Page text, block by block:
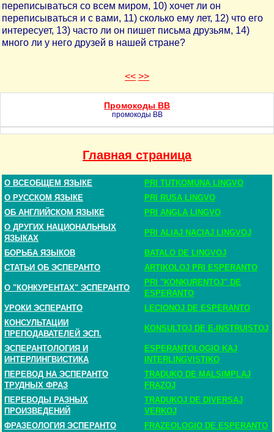
переписываться со всем миром, 10) хочет ли он
переписываться и с вами, 11) сколько ему лет, 12) что его
интересует, 13) часто ли он пишет письма друзьям, 14)
много ли у него друзей в нашей стране?
<< >>
Промокоды BB
промокоды BB
Главная страница
О ВСЕОБЩЕМ ЯЗЫКЕ
PRI TUTKOMUNA LINGVO
О РУССКОМ ЯЗЫКЕ
PRI RUSA LINGVO
ОБ АНГЛИЙСКОМ ЯЗЫКЕ
PRI ANGLA LINGVO
О ДРУГИХ НАЦИОНАЛЬНЫХ
ЯЗЫКАХ
PRI ALIAJ NACIAJ LINGVOJ
БОРЬБА ЯЗЫКОВ
BATALO DE LINGVOJ
СТАТЬИ ОБ ЭСПЕРАНТО
ARTIKOLOJ PRI ESPERANTO
О "КОНКУРЕНТАХ" ЭСПЕРАНТО
PRI "KONKURENTOJ" DE
ESPERANTO
УРОКИ ЭСПЕРАНТО
LECIONOJ DE ESPERANTO
КОНСУЛЬТАЦИИ
ПРЕПОДАВАТЕЛЕЙ ЭСП.
KONSULTOJ DE E-INSTRUISTOJ
ЭСПЕРАНТОЛОГИЯ И
ИНТЕРЛИНГВИСТИКА
ESPERANTOLOGIO KAJ
INTERLINGVISTIKO
ПЕРЕВОД НА ЭСПЕРАНТО
ТРУДНЫХ ФРАЗ
TRADUKO DE MALSIMPLAJ
FRAZOJ
ПЕРЕВОДЫ РАЗНЫХ
ПРОИЗВЕДЕНИЙ
TRADUKOJ DE DIVERSAJ
VERKOJ
ФРАЗЕОЛОГИЯ ЭСПЕРАНТО
FRAZEOLOGIO DE ESPERANTO